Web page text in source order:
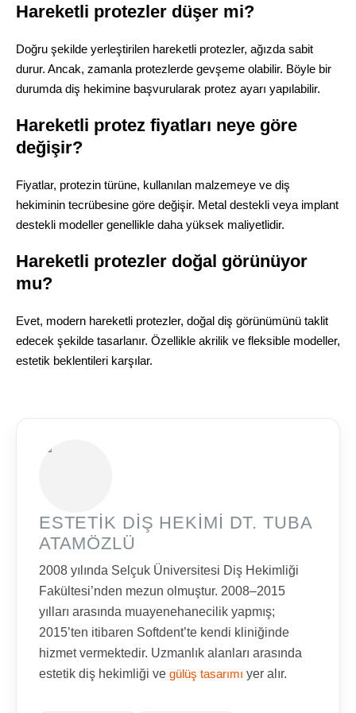
Hareketli protezler düşer mi?
Doğru şekilde yerleştirilen hareketli protezler, ağızda sabit
durur. Ancak, zamanla protezlerde gevşeme olabilir. Böyle bir
durumda diş hekimine başvurularak protez ayarı yapılabilir.
Hareketli protez fiyatları neye göre
değişir?
Fiyatlar, protezin türüne, kullanılan malzemeye ve diş
hekiminin tecrübesine göre değişir. Metal destekli veya implant
destekli modeller genellikle daha yüksek maliyetlidir.
Hareketli protezler doğal görünüyor
mu?
Evet, modern hareketli protezler, doğal diş görünümünü taklit
edecek şekilde tasarlanır. Özellikle akrilik ve fleksible modeller,
estetik beklentileri karşılar.
ESTETIK DIŞ HEKIMI DT. TUBA
ATAMÖZLÜ
2008 yılında Selçuk Üniversitesi Diş Hekimliği
Fakültesi’nden mezun olmuştur. 2008–2015
yılları arasında muayenehanecilik yapmış;
2015’ten itibaren Softdent’te kendi kliniğinde
hizmet vermektedir. Uzmanlık alanları arasında
estetik diş hekimliği ve gülüş tasarımı yer alır.